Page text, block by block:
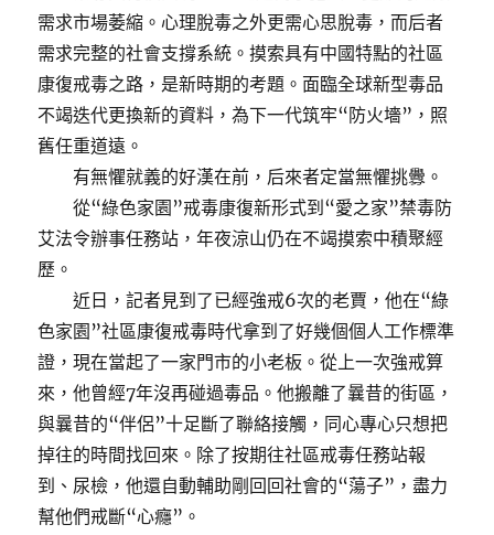
需求市場萎縮。心理脫毒之外更需心思脫毒，而后者
需求完整的社會支撐系統。摸索具有中國特點的社區
康復戒毒之路，是新時期的考題。面臨全球新型毒品
不竭迭代更換新的資料，為下一代筑牢“防火墻”，照
舊任重道遠。
有無懼就義的好漢在前，后來者定當無懼挑釁。
從“綠色家園”戒毒康復新形式到“愛之家”禁毒防
艾法令辦事任務站，年夜涼山仍在不竭摸索中積聚經
歷。
近日，記者見到了已經強戒6次的老賈，他在“綠
色家園”社區康復戒毒時代拿到了好幾個個人工作標準
證，現在當起了一家門市的小老板。從上一次強戒算
來，他曾經7年沒再碰過毒品。他搬離了曩昔的街區，
與曩昔的“伴侶”十足斷了聯絡接觸，同心專心只想把
掉往的時間找回來。除了按期往社區戒毒任務站報
到、尿檢，他還自動輔助剛回回社會的“蕩子”，盡力
幫他們戒斷“心癮”。